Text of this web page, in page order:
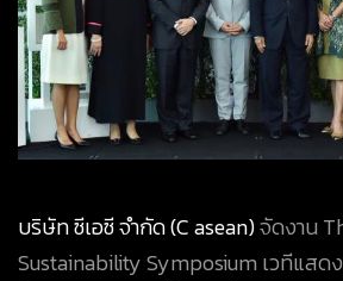
บริษัท ซีเอซี จำกัด (C asean)จัดงาน
Sustainability Symposium เวทีแส